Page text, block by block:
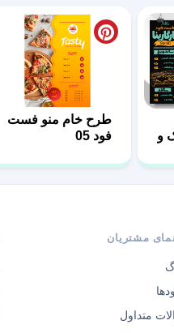
و
طرح خام منو فست
فود 05
مشتریان
متداول